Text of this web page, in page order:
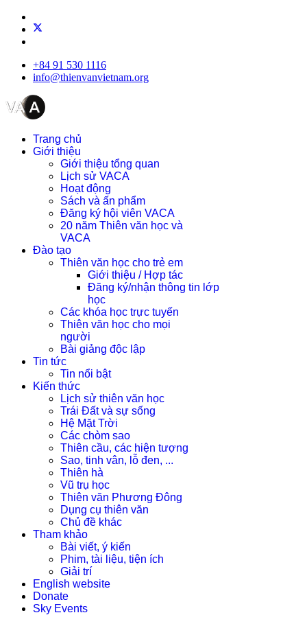
+84 91 530 1116
info@thienvanvietnam.org
Trang chủ
Giới thiệu
Giới thiệu tổng quan
Lịch sử VACA
Hoạt động
Sách và ấn phẩm
Đăng ký hội viên VACA
20 năm Thiên văn học và
VACA
Đào tạo
Thiên văn học cho trẻ em
Giới thiệu / Hợp tác
Đăng ký/nhận thông tin lớp
học
Các khóa học trực tuyến
Thiên văn học cho mọi
người
Bài giảng độc lập
Tin tức
Tin nổi bật
Kiến thức
Lịch sử thiên văn học
Trái Đất và sự sống
Hệ Mặt Trời
Các chòm sao
Thiên cầu, các hiện tượng
Sao, tinh vân, lỗ đen, ...
Thiên hà
Vũ trụ học
Thiên văn Phương Đông
Dụng cụ thiên văn
Chủ đề khác
Tham khảo
Bài viết, ý kiến
Phim, tài liệu, tiện ích
Giải trí
English website
Donate
Sky Events